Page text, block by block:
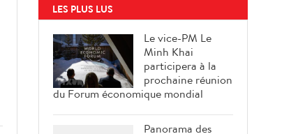
LES PLUS LUS
Le vice-PM Le
Minh Khai
participera à la
prochaine réunion
du Forum économique mondial
Panorama des